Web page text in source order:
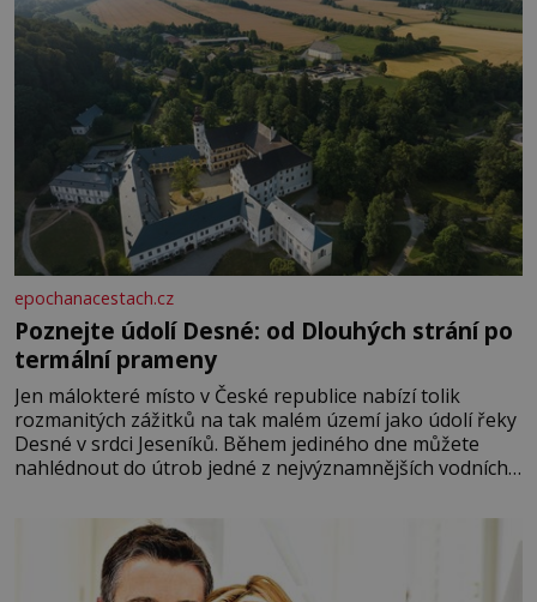
epochanacestach.cz
Poznejte údolí Desné: od Dlouhých strání po
termální prameny
Jen málokteré místo v České republice nabízí tolik
rozmanitých zážitků na tak malém území jako údolí řeky
Desné v srdci Jeseníků. Během jediného dne můžete
nahlédnout do útrob jedné z nejvýznamnějších vodních
se na koloběžce a den zakončit poznáváním památek ve
Velkých Losinách nebo v termálním